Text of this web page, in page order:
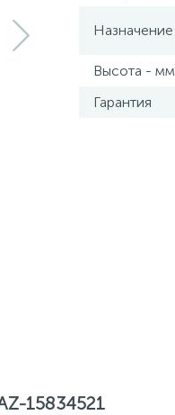
Назначение
Высота - мм
Гарантия
15834521